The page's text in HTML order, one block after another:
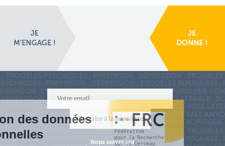
S'inscrire à la newsletter
Nous suivre sur